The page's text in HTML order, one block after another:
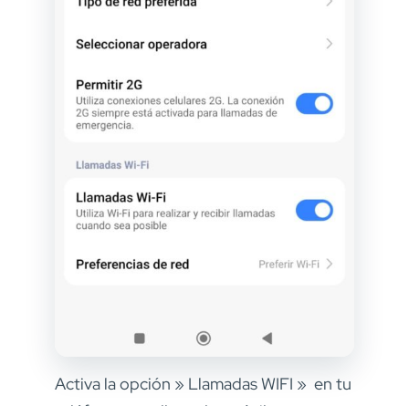
Activa la opción » Llamadas WIFI » en tu